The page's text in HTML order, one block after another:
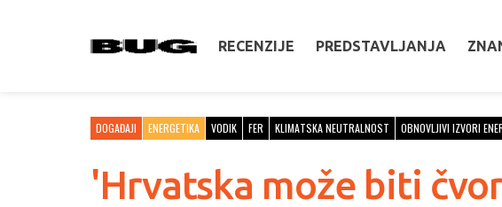
RECENZIJE PREDSTAVLJANJA
DOGAĐAJI ENERGETIKA VODIK FER KLIMATSKA NEUTRALNOST OBNOVLJIVI IZVORI
'Hrvatska može biti